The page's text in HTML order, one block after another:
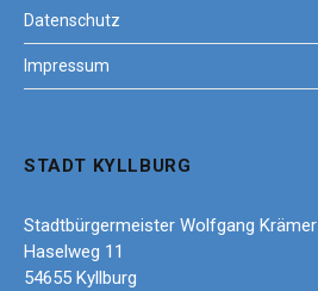
Datenschutz
Impressum
STADT KYLLBURG
Stadtbürgermeister Wolfgang Krämer
Haselweg 11
54655 Kyllburg